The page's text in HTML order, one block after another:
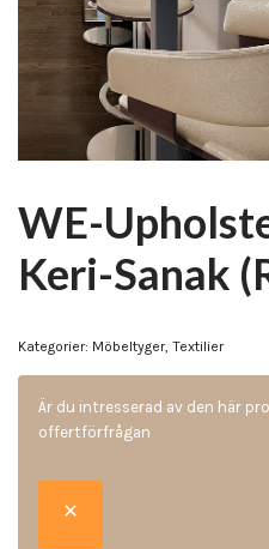
WE-
Keri-Sanak
Kategorier: Möbeltyger, Textilier
Är du intresserad av den här
offertförfrågan